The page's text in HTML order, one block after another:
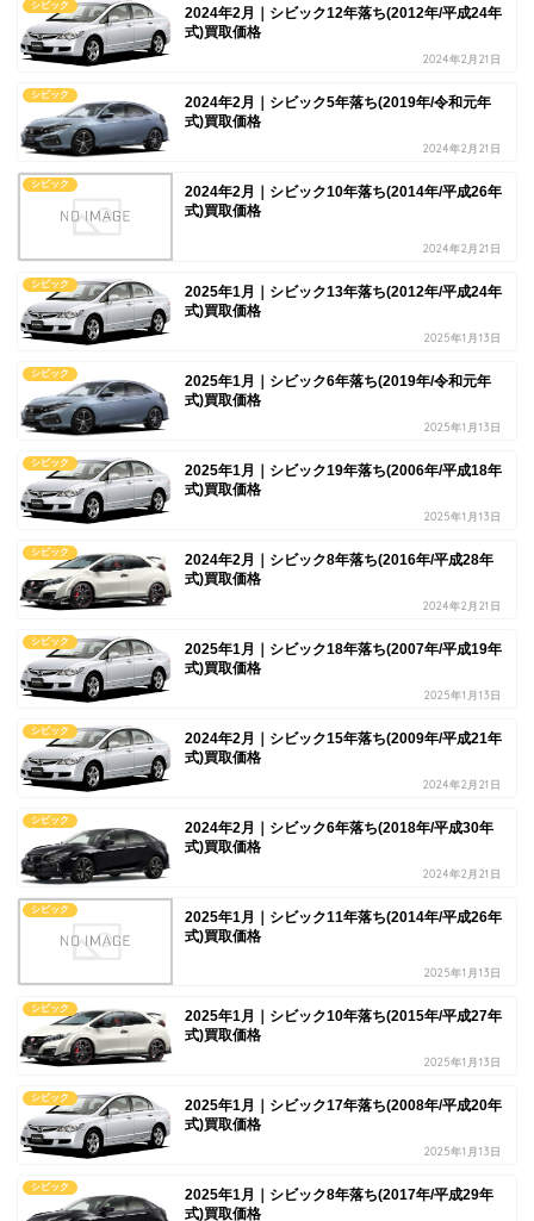
シビック
2024年2月｜シビック12年落ち(2012年/平成24年
式)買取価格
2024年2月21日
シビック
2024年2月｜シビック5年落ち(2019年/令和元年
式)買取価格
2024年2月21日
シビック
2024年2月｜シビック10年落ち(2014年/平成26年
式)買取価格
2024年2月21日
シビック
2025年1月｜シビック13年落ち(2012年/平成24年
式)買取価格
2025年1月13日
シビック
2025年1月｜シビック6年落ち(2019年/令和元年
式)買取価格
2025年1月13日
シビック
2025年1月｜シビック19年落ち(2006年/平成18年
式)買取価格
2025年1月13日
シビック
2024年2月｜シビック8年落ち(2016年/平成28年
式)買取価格
2024年2月21日
シビック
2025年1月｜シビック18年落ち(2007年/平成19年
式)買取価格
2025年1月13日
シビック
2024年2月｜シビック15年落ち(2009年/平成21年
式)買取価格
2024年2月21日
シビック
2024年2月｜シビック6年落ち(2018年/平成30年
式)買取価格
2024年2月21日
シビック
2025年1月｜シビック11年落ち(2014年/平成26年
式)買取価格
2025年1月13日
シビック
2025年1月｜シビック10年落ち(2015年/平成27年
式)買取価格
2025年1月13日
シビック
2025年1月｜シビック17年落ち(2008年/平成20年
式)買取価格
2025年1月13日
シビック
2025年1月｜シビック8年落ち(2017年/平成29年
式)買取価格